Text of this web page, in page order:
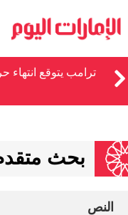
ترامب يتوقع انتهاء
بحث
النص